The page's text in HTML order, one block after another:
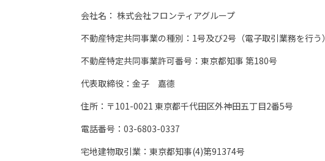
会社名： 株式会社フロンティアグループ
不動産特定共同事業の種別：1号及び2号（電子取引業務を行う）
不動産特定共同事業許可番号：東京都知事 第180号
代表取締役：金子 嘉德
住所：〒101-0021 東京都千代田区外神田五丁目2番5号
電話番号：03-6803-0337
宅地建物取引業：東京都知事(4)第91374号